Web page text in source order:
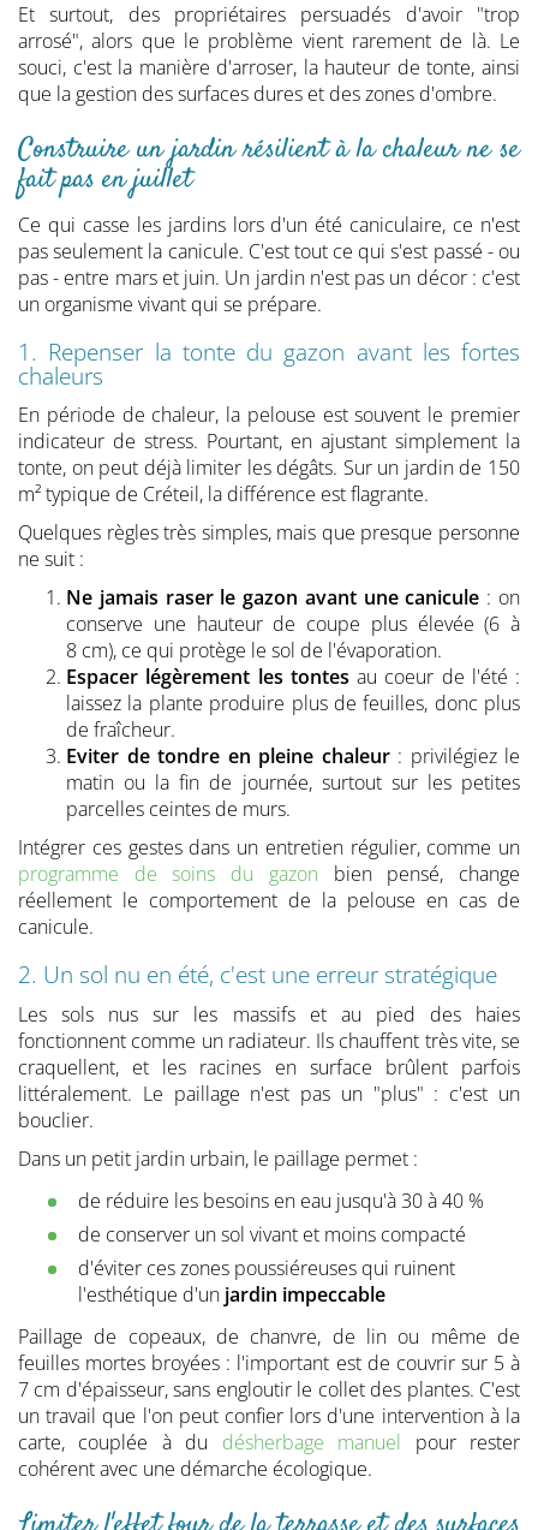
Et surtout, des propriétaires persuadés d'avoir "trop
arrosé", alors que le problème vient rarement de là. Le
souci, c'est la manière d'arroser, la hauteur de tonte, ainsi
que la gestion des surfaces dures et des zones d'ombre.
Construire un jardin résilient à la chaleur ne se
fait pas en juillet
Ce qui casse les jardins lors d'un été caniculaire, ce n'est
pas seulement la canicule. C'est tout ce qui s'est passé - ou
pas - entre mars et juin. Un jardin n'est pas un décor : c'est
un organisme vivant qui se prépare.
1. Repenser la tonte du gazon avant les fortes
chaleurs
En période de chaleur, la pelouse est souvent le premier
indicateur de stress. Pourtant, en ajustant simplement la
tonte, on peut déjà limiter les dégâts. Sur un jardin de 150
m² typique de Créteil, la différence est flagrante.
Quelques règles très simples, mais que presque personne
ne suit :
Ne jamais raser le gazon avant une canicule : on
conserve une hauteur de coupe plus élevée (6 à
8 cm), ce qui protège le sol de l'évaporation.
Espacer légèrement les tontes au coeur de l'été :
laissez la plante produire plus de feuilles, donc plus
de fraîcheur.
Eviter de tondre en pleine chaleur: privilégiez le
matin ou la fin de journée, surtout sur les petites
parcelles ceintes de murs.
Intégrer ces gestes dans un entretien régulier, comme un
programme de soins du gazon bien pensé, change
réellement le comportement de la pelouse en cas de
canicule.
2. Un sol nu en été, c'est une erreur stratégique
Les sols nus sur les massifs et au pied des haies
fonctionnent comme un radiateur. Ils chauffent très vite, se
craquellent, et les racines en surface brûlent parfois
littéralement. Le paillage n'est pas un "plus" : c'est un
bouclier.
Dans un petit jardin urbain, le paillage permet :
de réduire les besoins en eau jusqu'à 30 à 40 %
de conserver un sol vivant et moins compacté
d'éviter ces zones poussiéreuses qui ruinent
l'esthétique d'un jardin impeccable
Paillage de copeaux, de chanvre, de lin ou même de
feuilles mortes broyées : l'important est de couvrir sur 5 à
7 cm d'épaisseur, sans engloutir le collet des plantes. C'est
un travail que l'on peut confier lors d'une intervention à la
carte, couplée à du désherbage manuel pour rester
cohérent avec une démarche écologique.